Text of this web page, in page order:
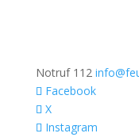
Notruf 112
Facebook
X
Instagram